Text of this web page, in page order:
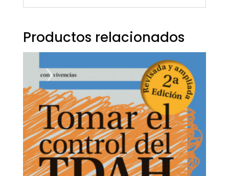
Productos relacionados